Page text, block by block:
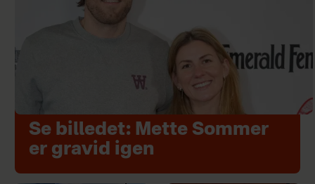
Se billedet: Mette Sommer
er gravid igen